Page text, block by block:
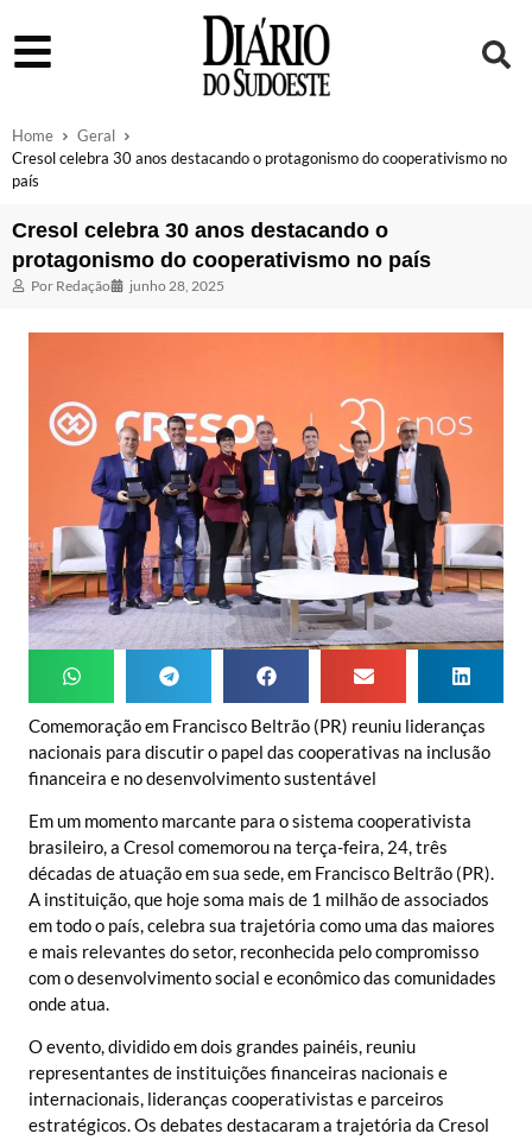
Home
Geral
Cresol celebra 30 anos destacando o protagonismo do cooperativismo no
país
Cresol celebra 30 anos destacando o
protagonismo do cooperativismo no país
Por Redação junho 28, 2025
Comemoração em Francisco Beltrão (PR) reuniu lideranças
nacionais para discutir o papel das cooperativas na inclusão
financeira e no desenvolvimento sustentável
Em um momento marcante para o sistema cooperativista
brasileiro, a Cresol comemorou na terça-feira, 24, três
décadas de atuação em sua sede, em Francisco Beltrão (PR).
A instituição, que hoje soma mais de 1 milhão de associados
em todo o país, celebra sua trajetória como uma das maiores
e mais relevantes do setor, reconhecida pelo compromisso
com o desenvolvimento social e econômico das comunidades
onde atua.
O evento, dividido em dois grandes painéis, reuniu
representantes de instituições financeiras nacionais e
internacionais, lideranças cooperativistas e parceiros
estratégicos. Os debates destacaram a trajetória da Cresol